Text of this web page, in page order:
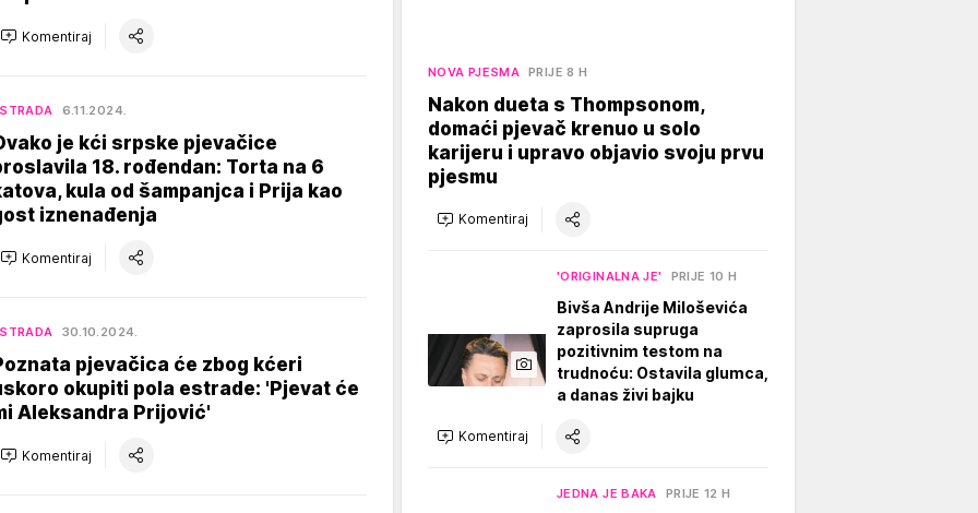
Komentiraj
6.11.2024.
je kći srpske pjevačice
18. rođendan: Torta na 6
kula od šampanjca i Prija kao
iznenađenja
Komentiraj
30.10.2024.
pjevačica će zbog kćeri
okupiti pola estrade: 'Pjevat će
Aleksandra Prijović'
Komentiraj
NOVA PJESMA PRIJE 8 H
Nakon dueta s Thompsonom,
domaći pjevač krenuo u solo
karijeru i upravo objavio svoju prvu
pjesmu
Komentiraj
'ORIGINALNA JE' PRIJE 10 H
Bivša Andrije Miloševića
zaprosila supruga
pozitivnim testom na
trudnoću: Ostavila glumca,
a danas živi bajku
Komentiraj
JEDNA JE BAKA PRIJE 12 H